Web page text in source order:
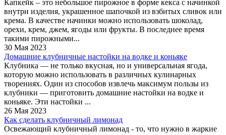
Капкейк – это небольшое пирожное в форме кекса с начинкой
внутри изделия, украшенное шапочкой из взбитых сливок или
крема. В качестве начинки можно использовать шоколад,
орехи, крем, джем, ягоды или фрукты. В последнее время
такими пирожными...
30 Мая 2023
Домашние клубничные настойки на водке и коньяке
Клубника — не только вкусная, но и универсальная ягода,
которую можно использовать в различных кулинарных
творениях. Один из способов извлечь максимум пользы из
клубники — приготовить домашние настойки на водке и
коньяке. Эти настойки ...
26 Мая 2023
Как сделать клубничный лимонад
Освежающий клубничный лимонад - то, что нужно в жаркие